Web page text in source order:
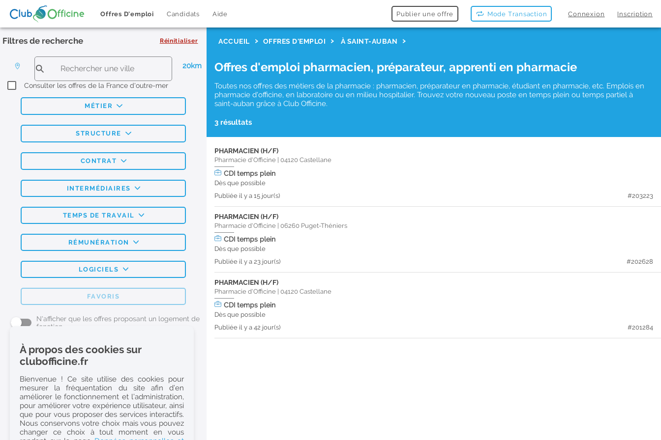
Offres D'emploi Candidats Aide Publier une offre Mode Transaction Connexion Inscription
Filtres de recherche Réinitialiser
20km
Consulter les offres de la France d'outre-mer
MÉTIER
STRUCTURE
CONTRAT
INTERMÉDIAIRES
TEMPS DE TRAVAIL
RÉMUNÉRATION
LOGICIELS
FAVORIS
N'afficher que les offres proposant un logement de
fonction
L'emploi Pharmacie par métier
Pharmacien (H/F)
Préparateur en Pharmacie (H/F)
Etudiant en Pharmacie (H/F)
Etudiant en Pharmacie 6e année validée (H/F)
Conseiller Dermo Cosmetique - Esthéticienne (H/F)
ACCUEIL OFFRES D'EMPLOI À SAINT-AUBAN
Offres d'emploi pharmacien, préparateur, apprenti en pharmacie
Toutes nos offres des métiers de la pharmacie : pharmacien, préparateur en pharmacie, étudiant en pharmacie, etc. Emplois en
pharmacie d'officine, en laboratoire ou en milieu hospitalier. Trouvez votre nouveau poste en temps plein ou temps partiel à
saint-auban grâce à Club Officine.
3 résultats
PHARMACIEN (H/F)
Pharmacie d'Officine |04120Castellane
CDItemps plein
Dès que possible
Publiée il y a 15 jour(s)
#203223
PHARMACIEN (H/F)
Pharmacie d'Officine |06260 Puget-Théniers
CDItemps plein
Dès que possible
Publiée il y a 23 jour(s)
#202628
PHARMACIEN (H/F)
Pharmacie d'Officine |04120Castellane
CDItemps plein
Dès que possible
Publiée il y a 42 jour(s)
#201284
À propos des cookies sur
clubofficine.fr
Bienvenue ! Ce site utilise des cookies pour
mesurer la fréquentation du site afin d’en
améliorer le fonctionnement et l’administration,
pour améliorer votre expérience utilisateur, ainsi
que pour vous proposer des services interactifs.
Nous conservons votre choix mais vous pouvez
changer ce choix à tout moment en vous